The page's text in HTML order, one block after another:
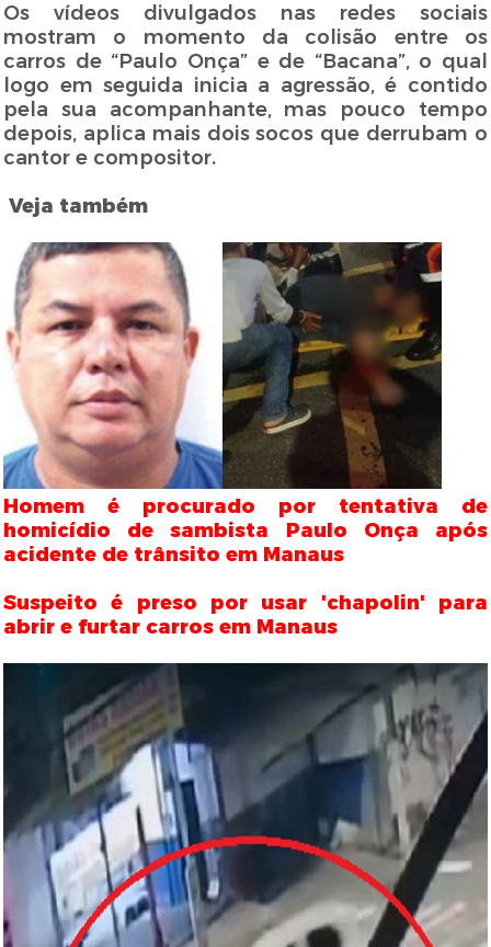
Os vídeos divulgados nas redes sociais
mostram o momento da colisão entre os
carros de “Paulo Onça” e de “Bacana”, o qual
logo em seguida inicia a agressão, é contido
pela sua acompanhante, mas pouco tempo
depois, aplica mais dois socos que derrubam o
cantor e compositor.
Veja também
Homem é procurado por tentativa de
homicídio de sambista Paulo Onça após
acidente de trânsito em Manaus
Suspeito é preso por usar 'chapolin' para
abrir e furtar carros em Manaus